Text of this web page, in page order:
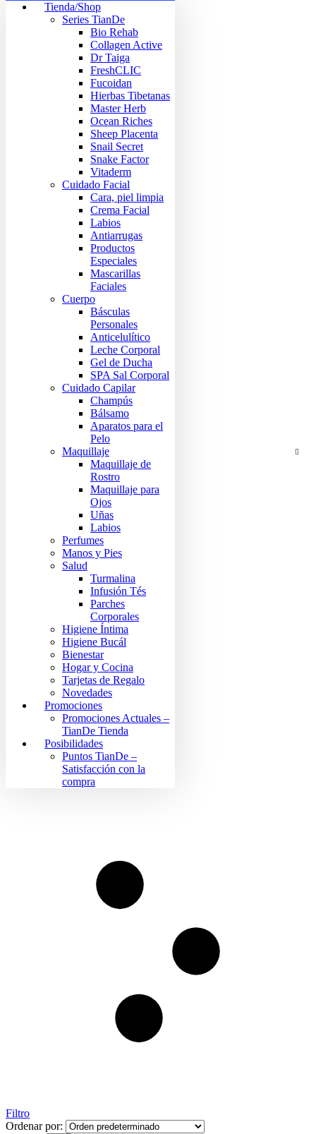
Tienda/Shop
Series TianDe
Bio Rehab
Collagen Active
Dr Taiga
FreshCLIC
Fucoidan
Hierbas Tibetanas
Master Herb
Ocean Riches
Sheep Placenta
Snail Secret
Snake Factor
Vitaderm
Cuidado Facial
Cara, piel limpia
Crema Facial
Labios
Antiarrugas
Productos
Especiales
Mascarillas
Faciales
Cuerpo
Básculas
Personales
Anticelulítico
Leche Corporal
Gel de Ducha
SPA Sal Corporal
Cuidado Capilar
Champús
Bálsamo
Aparatos para el
Pelo
Maquillaje
Maquillaje de
Rostro
Maquillaje para
Ojos
Uñas
Labios
Perfumes
Manos y Pies
Salud
Turmalina
Infusión Tés
Parches
Corporales
Higiene Íntima
Higiene Bucál
Bienestar
Hogar y Cocina
Tarjetas de Regalo
Novedades
Promociones
Promociones Actuales –
TianDe Tienda
Posibilidades
Puntos TianDe –
Satisfacción con la
compra
Filtro
Ordenar por: